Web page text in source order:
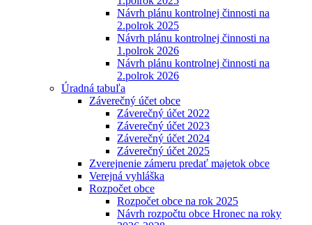
Návrh plánu kontrolnej činnosti na
2.polrok 2025
Návrh plánu kontrolnej činnosti na
1.polrok 2026
Návrh plánu kontrolnej činnosti na
2.polrok 2026
Úradná tabuľa
Záverečný účet obce
Záverečný účet 2022
Záverečný účet 2023
Záverečný účet 2024
Záverečný účet 2025
Zverejnenie zámeru predať majetok obce
Verejná vyhláška
Rozpočet obce
Rozpočet obce na rok 2025
Návrh rozpočtu obce Hronec na roky